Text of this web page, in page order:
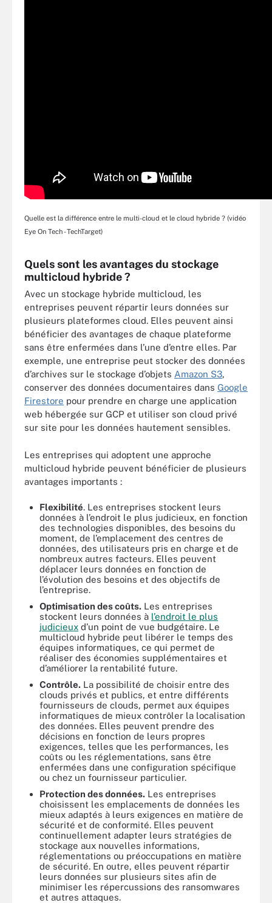
Quelle est la différence entre le multi-cloud et le cloud hybride ? (vidéo
Eye On Tech - TechTarget)
Quels sont lesavantages du stockage
multicloud hybride ?
Avec un stockage hybride multicloud, les
entreprises peuvent répartir leurs données sur
plusieurs plateformes cloud. Elles peuvent ainsi
bénéficier des avantages de chaque plateforme
sans être enfermées dans l’une d’entre elles. Par
exemple, une entreprise peut stocker des données
d’archives sur le stockage d’objets Amazon S3,
conserver des données documentaires dans Google
Firestore pour prendre en charge une application
web hébergée sur GCP et utiliser son cloud privé
sur site pour les données hautement sensibles.
Les entreprises qui adoptent une approche
multicloud hybride peuvent bénéficier de plusieurs
avantages importants :
Flexibilité. Les entreprises stockent leurs
données à l’endroit le plus judicieux, en fonction
des technologies disponibles, des besoins du
moment, de l’emplacement des centres de
données, des utilisateurs pris en charge et de
nombreux autres facteurs. Elles peuvent
déplacer leurs données en fonction de
l’évolution des besoins et des objectifs de
l’entreprise.
Optimisation des coûts. Les entreprises
stockent leurs données à l’endroit le plus
judicieux d’un point de vue budgétaire. Le
multicloud hybride peut libérer le temps des
équipes informatiques, ce qui permet de
réaliser des économies supplémentaires et
d’améliorer la rentabilité future.
Contrôle. La possibilité de choisir entre des
clouds privés et publics, et entre différents
fournisseurs de clouds, permet aux équipes
informatiques de mieux contrôler la localisation
des données. Elles peuvent prendre des
décisions en fonction de leurs propres
exigences, telles que les performances, les
coûts ou les réglementations, sans être
enfermées dans une configuration spécifique
ou chez un fournisseur particulier.
Protection des données. Les entreprises
choisissent les emplacements de données les
mieux adaptés à leurs exigences en matière de
sécurité et de conformité. Elles peuvent
continuellement adapter leurs stratégies de
stockage aux nouvelles informations,
réglementations ou préoccupations en matière
de sécurité. En outre, elles peuvent répartir
leurs données sur plusieurs sites afin de
minimiser les répercussions des ransomwares
et autres attaques.